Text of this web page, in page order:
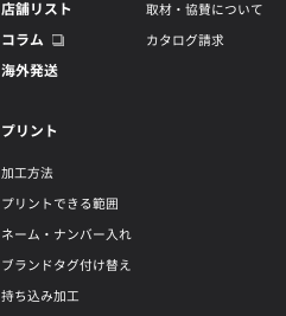
店舗リスト
コラム
海外発送
取材・協賛について
カタログ請求
プリント
加工方法
プリントできる範囲
ネーム・ナンバー入れ
ブランドタグ付け替え
持ち込み加工